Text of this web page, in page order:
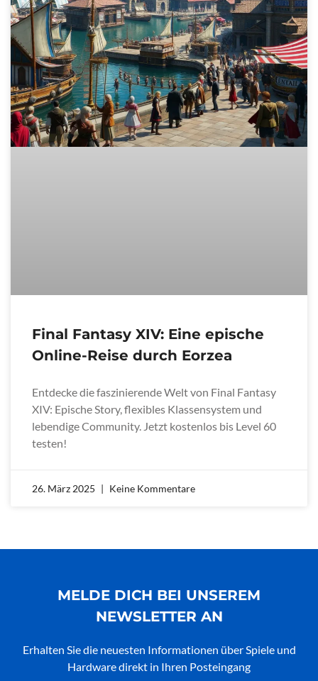
Final Fantasy XIV: Eine epische
Online-Reise durch Eorzea
Entdecke die faszinierende Welt von Final Fantasy
XIV: Epische Story, flexibles Klassensystem und
lebendige Community. Jetzt kostenlos bis Level 60
testen!
26. März 2025 Keine Kommentare
MELDE DICH BEI UNSEREM
NEWSLETTER AN
Erhalten Sie die neuesten Informationen über Spiele und
Hardware direkt in Ihren Posteingang